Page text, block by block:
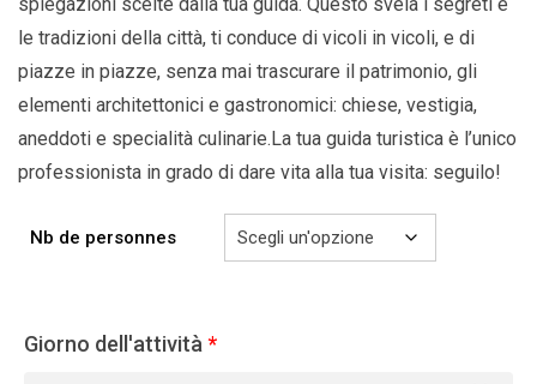
le tradizioni della città, ti conduce di vicoli in vicoli, e di
piazze in piazze, senza mai trascurare il patrimonio, gli
elementi architettonici e gastronomici: chiese, vestigia,
aneddoti e specialità culinarie.La tua guida turistica è l’unico
professionista in grado di dare vita alla tua visita: seguilo!
Nb de personnes
Giorno dell'attività *